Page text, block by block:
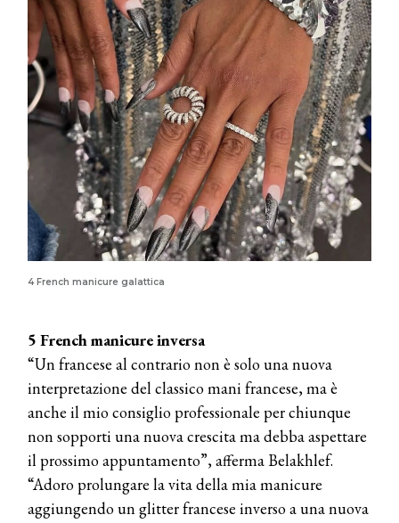
4 French manicure galattica
5 French manicure inversa
“Un francese al contrario non è solo una nuova
interpretazione del classico mani francese, ma è
anche il mio consiglio professionale per chiunque
non sopporti una nuova crescita ma debba aspettare
il prossimo appuntamento”, afferma Belakhlef.
“Adoro prolungare la vita della mia manicure
aggiungendo un glitter francese inverso a una nuova